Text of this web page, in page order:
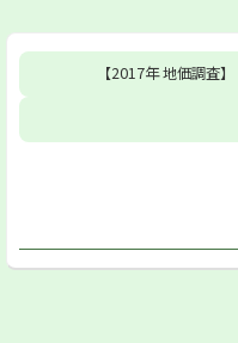
【2017年 地価調査】